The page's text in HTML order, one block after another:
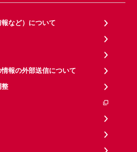
など）について
報の外部送信について
整